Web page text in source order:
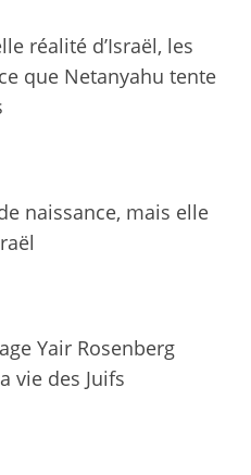
réalité d’Israël, les
que Netanyahu tente
naissance, mais elle
Yair Rosenberg
vie des Juifs